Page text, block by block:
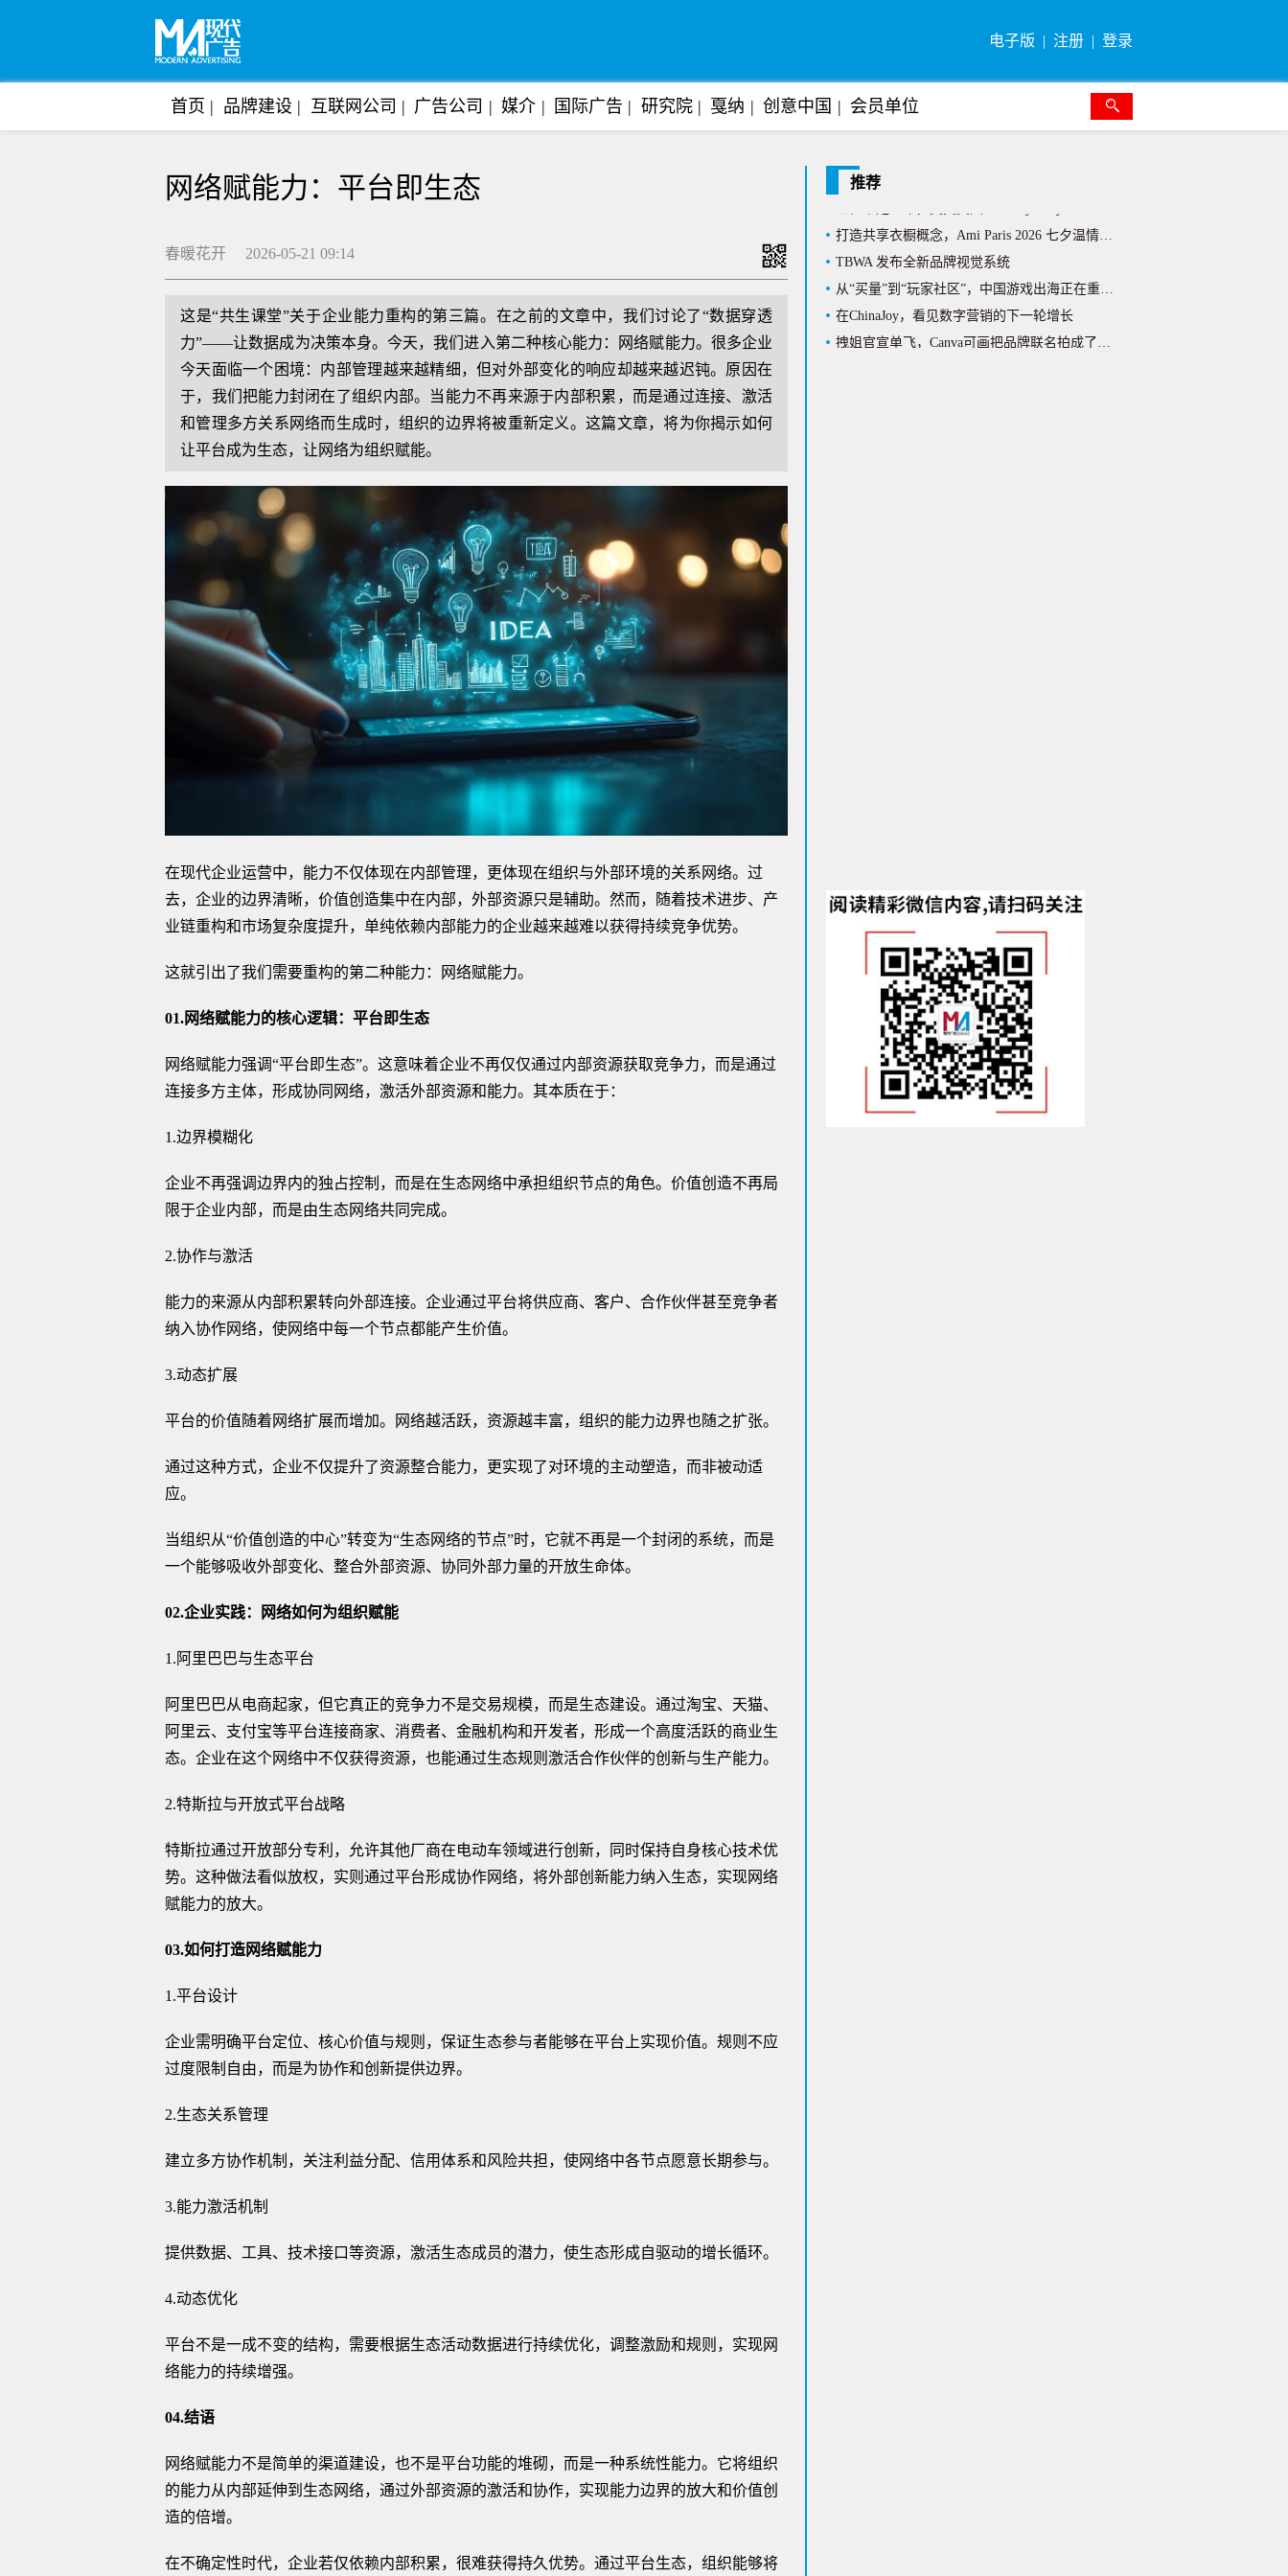
电子版 注册 登录
首页 品牌建设 互联网公司 广告公司 媒介 国际广告 研究院 戛纳 创意中国 会员单位
网络赋能力：平台即生态
春暖花开 2026-05-21 09:14
这是“共生课堂”关于企业能力重构的第三篇。在之前的文章中，我们讨论了“数据穿透
力”——让数据成为决策本身。今天，我们进入第二种核心能力：网络赋能力。很多企业
今天面临一个困境：内部管理越来越精细，但对外部变化的响应却越来越迟钝。原因在
于，我们把能力封闭在了组织内部。当能力不再来源于内部积累，而是通过连接、激活
和管理多方关系网络而生成时，组织的边界将被重新定义。这篇文章，将为你揭示如何
让平台成为生态，让网络为组织赋能。
在现代企业运营中，能力不仅体现在内部管理，更体现在组织与外部环境的关系网络。过
去，企业的边界清晰，价值创造集中在内部，外部资源只是辅助。然而，随着技术进步、产
业链重构和市场复杂度提升，单纯依赖内部能力的企业越来越难以获得持续竞争优势。
这就引出了我们需要重构的第二种能力：网络赋能力。
01.网络赋能力的核心逻辑：平台即生态
网络赋能力强调“平台即生态”。这意味着企业不再仅仅通过内部资源获取竞争力，而是通过
连接多方主体，形成协同网络，激活外部资源和能力。其本质在于：
1.边界模糊化
企业不再强调边界内的独占控制，而是在生态网络中承担组织节点的角色。价值创造不再局
限于企业内部，而是由生态网络共同完成。
2.协作与激活
能力的来源从内部积累转向外部连接。企业通过平台将供应商、客户、合作伙伴甚至竞争者
纳入协作网络，使网络中每一个节点都能产生价值。
3.动态扩展
平台的价值随着网络扩展而增加。网络越活跃，资源越丰富，组织的能力边界也随之扩张。
通过这种方式，企业不仅提升了资源整合能力，更实现了对环境的主动塑造，而非被动适
应。
当组织从“价值创造的中心”转变为“生态网络的节点”时，它就不再是一个封闭的系统，而是
一个能够吸收外部变化、整合外部资源、协同外部力量的开放生命体。
02.企业实践：网络如何为组织赋能
1.阿里巴巴与生态平台
阿里巴巴从电商起家，但它真正的竞争力不是交易规模，而是生态建设。通过淘宝、天猫、
阿里云、支付宝等平台连接商家、消费者、金融机构和开发者，形成一个高度活跃的商业生
态。企业在这个网络中不仅获得资源，也能通过生态规则激活合作伙伴的创新与生产能力。
2.特斯拉与开放式平台战略
特斯拉通过开放部分专利，允许其他厂商在电动车领域进行创新，同时保持自身核心技术优
势。这种做法看似放权，实则通过平台形成协作网络，将外部创新能力纳入生态，实现网络
赋能力的放大。
03.如何打造网络赋能力
1.平台设计
企业需明确平台定位、核心价值与规则，保证生态参与者能够在平台上实现价值。规则不应
过度限制自由，而是为协作和创新提供边界。
2.生态关系管理
建立多方协作机制，关注利益分配、信用体系和风险共担，使网络中各节点愿意长期参与。
3.能力激活机制
提供数据、工具、技术接口等资源，激活生态成员的潜力，使生态形成自驱动的增长循环。
4.动态优化
平台不是一成不变的结构，需要根据生态活动数据进行持续优化，调整激励和规则，实现网
络能力的持续增强。
04.结语
网络赋能力不是简单的渠道建设，也不是平台功能的堆砌，而是一种系统性能力。它将组织
的能力从内部延伸到生态网络，通过外部资源的激活和协作，实现能力边界的放大和价值创
造的倍增。
在不确定性时代，企业若仅依赖内部积累，很难获得持久优势。通过平台生态，组织能够将
推荐
阿迪达斯世界杯豪赌：广告越是成功，资本为何越发焦虑？
打造共享衣橱概念，Ami Paris 2026 七夕温情节日
TBWA 发布全新品牌视觉系统
从“买量”到“玩家社区”，中国游戏出海正在重写营销方法论
在ChinaJoy，看见数字营销的下一轮增长
拽姐官宣单飞，Canva可画把品牌联名拍成了一部“起号真人秀